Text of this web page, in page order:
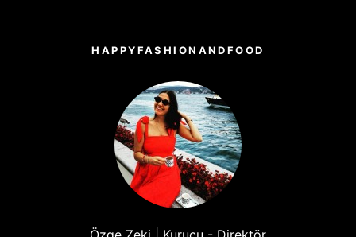
HAPPYFASHIONANDFOOD